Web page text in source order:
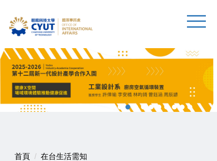
首頁 在台生活需知